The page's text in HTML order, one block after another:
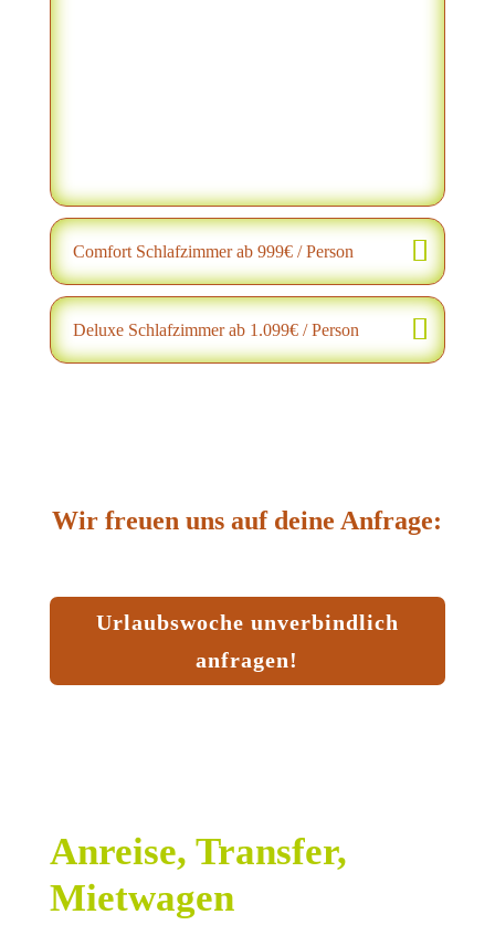
Comfort Schlafzimmer ab 999€ / Person
Deluxe Schlafzimmer ab 1.099€ / Person
Wir freuen uns auf deine Anfrage:
Urlaubswoche unverbindlich
anfragen!
Anreise, Transfer,
Mietwagen